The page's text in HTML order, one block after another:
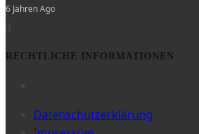
6 Jahren Ago
RECHTLICHE INFORMATIONEN
Datenschutzerklärung